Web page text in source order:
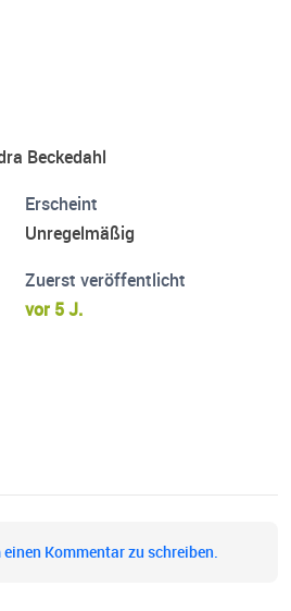
Angst vor dem Wettkampf.
Trainings- und
Weggefährten. Jeden Sonntag,
Beckedahl
Erscheint
Unregelmäßig
Zuerst veröffentlicht
vor 5 J.
einen Kommentar zu schreiben.